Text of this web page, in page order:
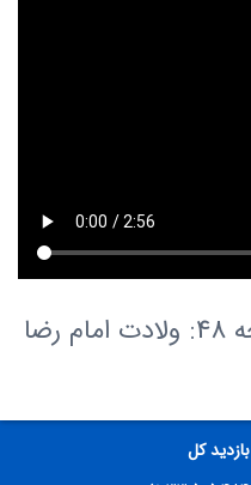
رمزینه جوان 8. 404. صفحه 48: ولادت امام رضا
بازدید کل